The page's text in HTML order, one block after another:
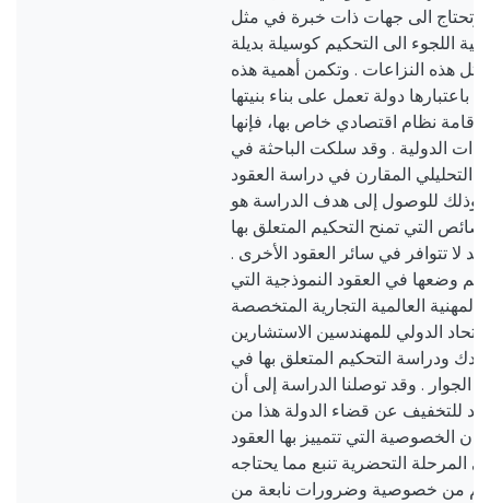
وتحتاج الى جهات ذات خبرة في مثل
اللجوء الى التحكيم كوسيلة بديلة
هذه النزاعات . وتكمن أهمية هذه
دولة تعمل على بناء بنيتها
إقامة نظام اقتصادي خاص بها، فإنها
الدولية . وقد سلكت الباحثة في
التحليلي المقارن في دراسة العقود
وذلك للوصول إلى هدف الدراسة هو
التي تمنح التحكيم المتعلق بها
لا تتوافر في سائر العقود الأخرى .
وضعها في العقود النموذجية التي
العالمية التجارية المتخصصة
الدولي للمهندسين الاستشارين
ودراسة التحكيم المتعلق بها في
. وقد توصلنا الدراسة إلى أن
للتخفيف عن قضاء الدولة هذا من
الخصوصية التي تتمييز بها العقود
المرحلة التحضرية تنبع مما يحتاجه
من خصوصية وضرورات نابعة من